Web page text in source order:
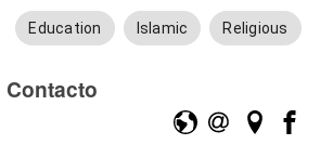
Education Islamic Religious
Contacto